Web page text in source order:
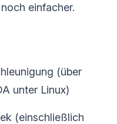
einfacher.
(über
unter Linux)
(einschließlich